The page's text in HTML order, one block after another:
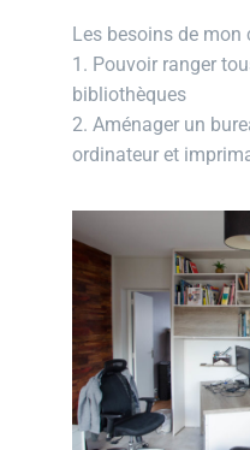
Les besoins de
1. Pouvoir ranger
bibliothèques
2. Aménager un
ordinateur et